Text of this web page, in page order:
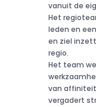
vanuit de
Het
leden en
en ziel
regio.
Het team
van
vergadert